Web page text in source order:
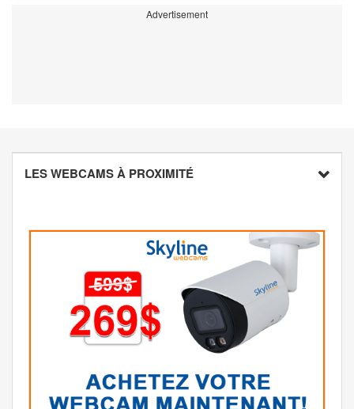
Advertisement
LES WEBCAMS À PROXIMITÉ